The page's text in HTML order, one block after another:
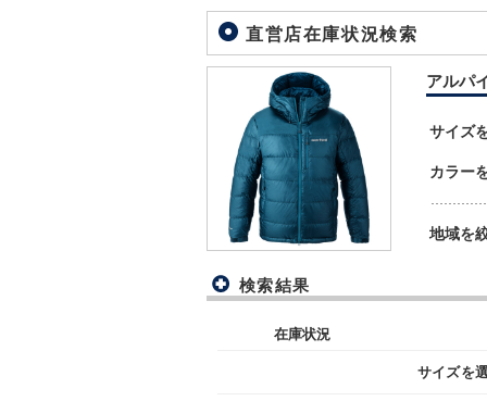
直営店在庫状況検索
アルパ
サイズ
カラー
地域を
検索結果
在庫状況
サイズを